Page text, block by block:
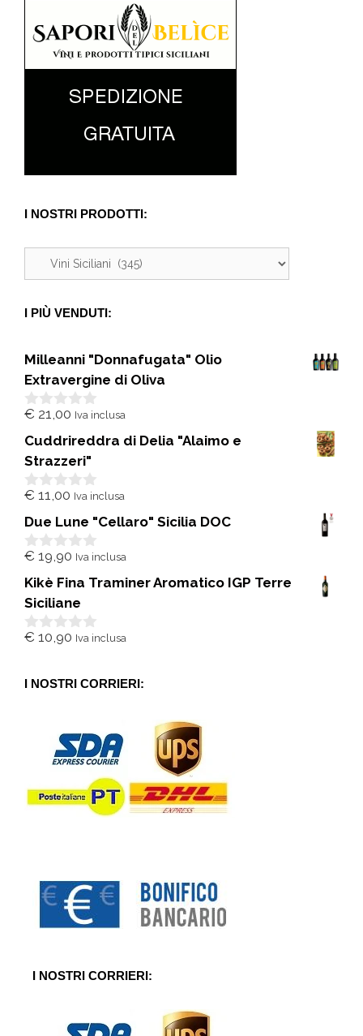
I NOSTRI PRODOTTI:
I PIÙ VENDUTI:
Milleanni "Donnafugata" Olio
Extravergine di Oliva
0
u
5
€ 21,00 Iva inclusa
Cuddrireddra di Delia "Alaimo e
Strazzeri"
0
u
5
€ 11,00 Iva inclusa
Due Lune "Cellaro" Sicilia DOC
0
u
5
€ 19,90 Iva inclusa
Kikè Fina Traminer Aromatico IGP Terre
Siciliane
0
5
€ 10,90 Iva inclusa
I NOSTRI CORRIERI:
I NOSTRI CORRIERI: